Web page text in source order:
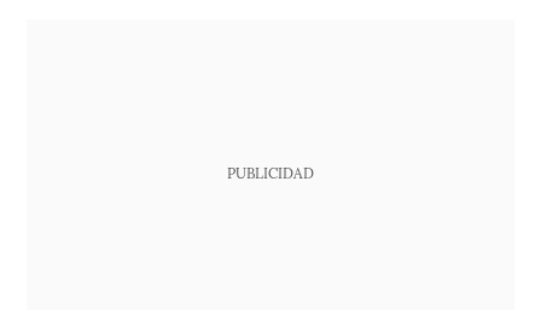
PUBLICIDAD